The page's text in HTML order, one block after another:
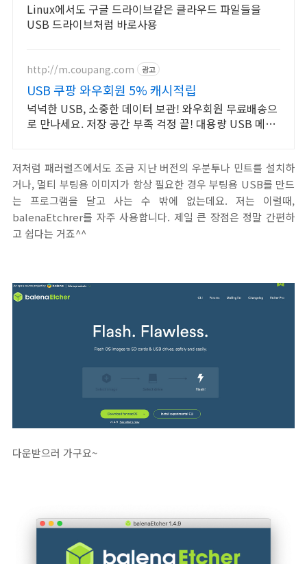
Linux에서도 구글 드라이브같은 클라우드 파일들을
USB 드라이브처럼 바로사용
http://m.coupang.com 광고
USB 쿠팡 와우회원 5% 캐시적립
넉넉한 USB, 소중한 데이터 보관! 와우회원 무료배송으
로 만나세요. 저장 공간 부족 걱정 끝! 대용량 USB 메모
저처럼 패러럴즈에서도 조금 지난 버전의 우분투나 민트를 설치하
거나, 멀티 부팅용 이미지가 항상 필요한 경우 부팅용 USB를 만드
는 프로그램을 달고 사는 수 밖에 없는데요. 저는 이럴때,
balenaEtchrer를 자주 사용합니다. 제일 큰 장점은 정말 간편하
고 쉽다는 거죠^^
다운받으러 가구요~